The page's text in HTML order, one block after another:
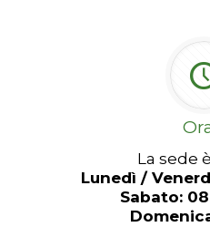
La sede
Lunedì /
Sabato: